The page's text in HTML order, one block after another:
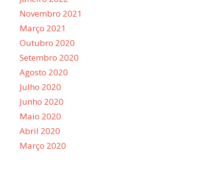
Novembro 2021
Março 2021
Outubro 2020
Setembro 2020
Agosto 2020
Julho 2020
Junho 2020
Maio 2020
Abril 2020
Março 2020